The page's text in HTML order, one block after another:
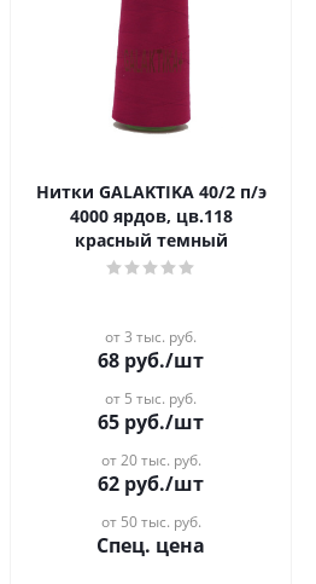
Нитки GALAKTIKA 40/2 п/э
4000 ярдов, цв.118
красный темный
от 3 тыс. руб.
68 руб./шт
от 5 тыс. руб.
65 руб./шт
от 20 тыс. руб.
62 руб./шт
от 50 тыс. руб.
Спец. цена